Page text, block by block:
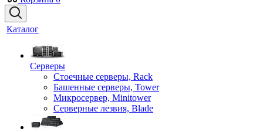
Каталог
Серверы
Стоечные серверы, Rack
Башенные серверы, Tower
Микросервер, Minitower
Серверные лезвия, Blade